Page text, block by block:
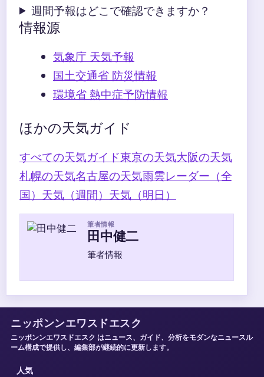
週間予報はどこで確認できますか？
情報源
気象庁 天気予報
国土交通省 防災情報
環境省 熱中症予防情報
ほかの天気ガイド
すべての天気ガイド東京の天気大阪の天気
札幌の天気名古屋の天気雨雲レーダー（全
国） 天気（週間） 天気（明日）
筆者情報
田中健二
筆者情報
ニッポンンエワスドエスク
ニッポンンエワスドエスク はニュース、ガイド、分析をモダンなニュースル
ーム構成で提供し、編集部が継続的に更新します。
人気